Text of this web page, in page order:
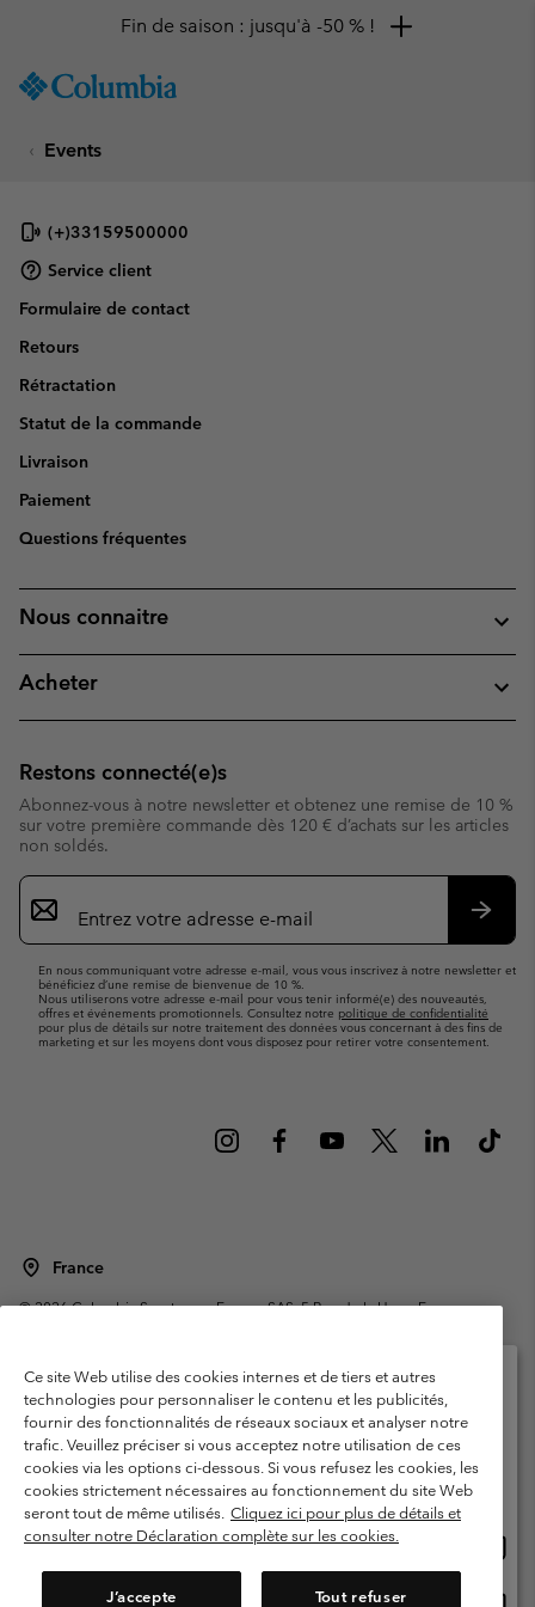
TO
SKIP
NAV
SKIP
SEARCH
Fin de saison : jusqu'à -50 % !
Events
(+)33159500000
Service client
Formulaire de contact
Retours
Rétractation
Statut de la commande
Livraison
Paiement
Questions fréquentes
Nous connaitre
Acheter
Restons connecté(e)s
Abonnez-vous à notre newsletter et obtenez une remise de 10 %
sur votre première commande dès 120 € d’achats sur les articles
non soldés.
Inscription
par
e-
En nous communiquant votre adresse e-mail, vous vous inscrivez à notre newsletter et
bénéficiez d’une remise de bienvenue de 10 %.
Nous utiliserons votre adresse e-mail pour vous tenir informé(e) des nouveautés,
offres et événements promotionnels. Consultez notre politique de confidentialité
pour plus de détails sur notre traitement des données vous concernant à des fins de
marketing et sur les moyens dont vous disposez pour retirer votre consentement.
France
©2026Columbia Sportswear Europe SAS. 5 Rue de la Haye, Espace
Garanties Légales
Politique de confidentialité
Conditions d'utilisation - Membres
Conditions D'utilisation - Contenu généré par l'utilisateur
Impressum
Cookies
Public CBCR
Ce site Web utilise des cookies internes et de tiers et autres
technologies pour personnaliser le contenu et les publicités,
fournir des fonctionnalités de réseaux sociaux et analyser notre
trafic. Veuillez préciser si vous acceptez notre utilisation de ces
cookies via les options ci-dessous. Si vous refusez les cookies, les
cookies strictement nécessaires au fonctionnement du site Web
seront tout de même utilisés. Cliquez ici pour plus de détails et
consulter notre Déclaration complète sur les cookies.
J’accepte Tout refuser
Veuillez sélectionner votre pays d’expédition et
votre langue
Achats en ligne disponibles
United States
ligne
France